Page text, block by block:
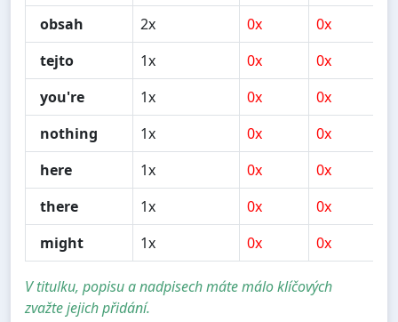
obsah
2x 0x 0x
tejto
1x 0x 0x
you're
1x 0x 0x
nothing
1x 0x 0x
here
1x 0x 0x
there
1x 0x 0x
might
1x 0x 0x
V titulku, popisu a nadpisech máte málo klíčových
zvažte jejich přidání.